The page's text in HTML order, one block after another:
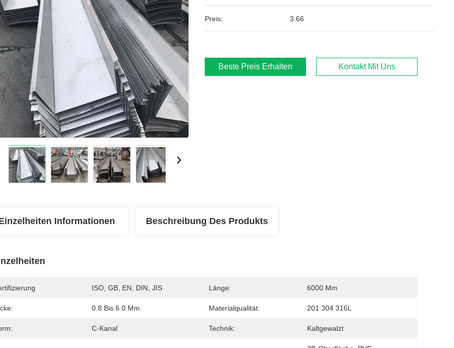
Preis: 3.66
Beste Preis Erhalten Kontakt Mit Uns
Informationen Beschreibung Des Produkts
ISO, GB, EN, DIN, JIS Länge: 6000 Mm
0.8 Bis 6.0 Mm Materialqualität: 201 304 316L
C-Kanal Technik: Kaltgewalzt